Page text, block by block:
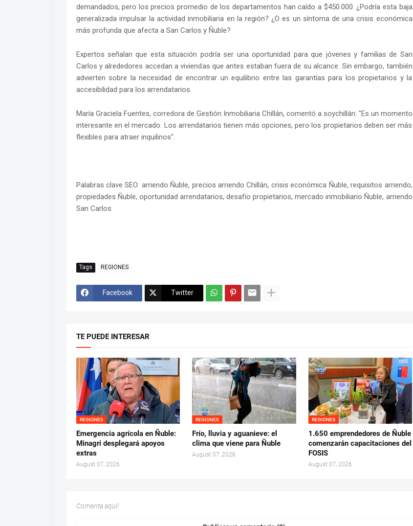
demandados, pero los precios promedio de los departamentos han caído a $450.000. ¿Podría esta baja
generalizada impulsar la actividad inmobiliaria en la región? ¿O es un síntoma de una crisis económica
más profunda que afecta a San Carlos y Ñuble?
Expertos señalan que esta situación podría ser una oportunidad para que jóvenes y familias de San
Carlos y alrededores accedan a viviendas que antes estaban fuera de su alcance. Sin embargo, también
advierten sobre la necesidad de encontrar un equilibrio entre las garantías para los propietarios y la
accesibilidad para los arrendatarios.
María Graciela Fuentes, corredora de Gestión Inmobiliaria Chillán, comentó a soychillán: "Es un momento
interesante en el mercado. Los arrendatarios tienen más opciones, pero los propietarios deben ser más
flexibles para atraer inquilinos".
Palabras clave SEO: arriendo Ñuble, precios arriendo Chillán, crisis económica Ñuble, requisitos arriendo,
propiedades Ñuble, oportunidad arrendatarios, desafío propietarios, mercado inmobiliario Ñuble, arriendo
San Carlos
Tags REGIONES
Facebook Twitter
TE PUEDE INTERESAR
REGIONES
Emergencia agrícola en Ñuble:
Minagri desplegará apoyos
extras
August 07, 2026
REGIONES
Frío, lluvia y aguanieve: el
clima que viene para Ñuble
August 07, 2026
REGIONES
1.650 emprendedores de Ñuble
comenzarán capacitaciones del
FOSIS
August 07, 2026
Comenta aquí!